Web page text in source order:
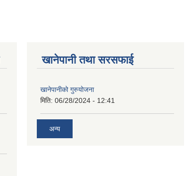
खानेपानी तथा सरसफाई
खानेपानीको गुरुयोजना
मिति: 06/28/2024 - 12:41
अन्य